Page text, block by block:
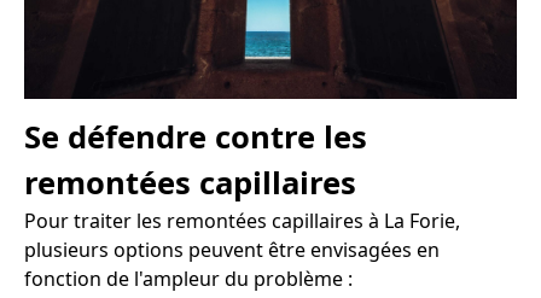
Se défendre contre les
remontées capillaires
Pour traiter les remontées capillaires à La Forie,
plusieurs options peuvent être envisagées en
fonction de l'ampleur du problème :